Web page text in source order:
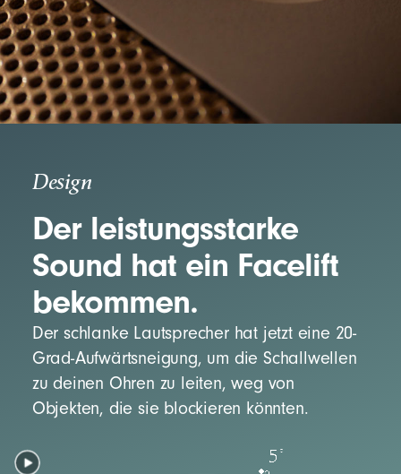
Design
Der leistungsstarke
Sound hat ein Facelift
bekommen.
Der schlanke Lautsprecher hat jetzt eine 20-
Grad-Aufwärtsneigung, um die Schallwellen
zu deinen Ohren zu leiten, weg von
Objekten, die sie blockieren könnten.